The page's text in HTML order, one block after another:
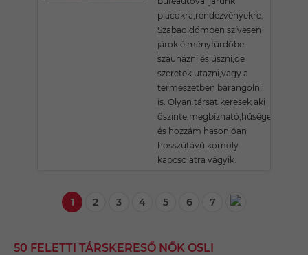
piacokra,rendezvényekre.
Szabadidőmben szívesen
járok élményfürdőbe
szaunázni és úszni,de
szeretek utazni,vagy a
természetben barangolni
is. Olyan társat keresek aki
őszinte,megbízható,hűséges
és hozzám hasonlóan
hosszútávú komoly
kapcsolatra vágyik.
1 2 3 4 5 6 7
50 FELETTI TÁRSKERESŐ NŐK OSLI